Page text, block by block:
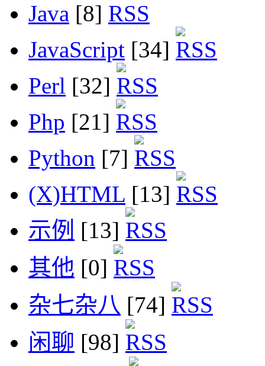
Java [8]
JavaScript [34]
Perl [32]
Php [21]
Python [7]
(X)HTML [13]
示例 [13]
其他 [0]
杂七杂八 [74]
闲聊 [98]